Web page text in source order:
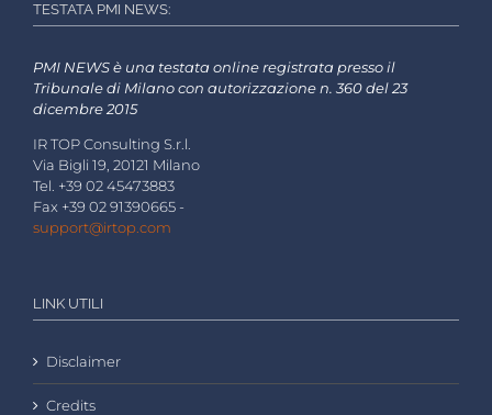
TESTATA PMI NEWS:
PMI NEWS è una testata online registrata presso il
Tribunale di Milano con autorizzazione n. 360 del 23
dicembre 2015
IR TOP Consulting S.r.l.
Via Bigli 19, 20121 Milano
Tel. +39 02 45473883
Fax +39 02 91390665 -
support@irtop.com
LINK UTILI
Disclaimer
Credits